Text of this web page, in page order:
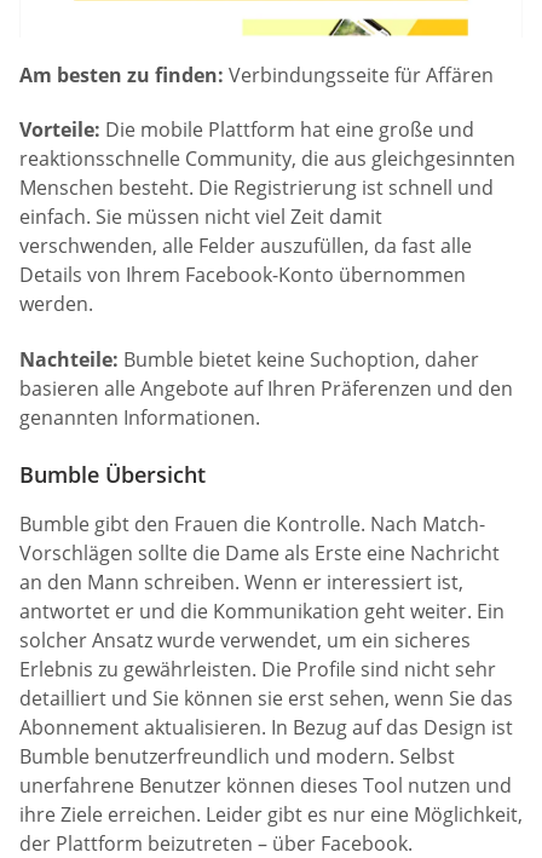
Am besten zu finden: Verbindungsseite für Affären
Vorteile: Die mobile Plattform hat eine große und
reaktionsschnelle Community, die aus gleichgesinnten
Menschen besteht. Die Registrierung ist schnell und
einfach. Sie müssen nicht viel Zeit damit
verschwenden, alle Felder auszufüllen, da fast alle
Details von Ihrem Facebook-Konto übernommen
werden.
Nachteile: Bumble bietet keine Suchoption, daher
basieren alle Angebote auf Ihren Präferenzen und den
genannten Informationen.
Bumble Übersicht
Bumble gibt den Frauen die Kontrolle. Nach Match-
Vorschlägen sollte die Dame als Erste eine Nachricht
an den Mann schreiben. Wenn er interessiert ist,
antwortet er und die Kommunikation geht weiter. Ein
solcher Ansatz wurde verwendet, um ein sicheres
Erlebnis zu gewährleisten. Die Profile sind nicht sehr
detailliert und Sie können sie erst sehen, wenn Sie das
Abonnement aktualisieren. In Bezug auf das Design ist
Bumble benutzerfreundlich und modern. Selbst
unerfahrene Benutzer können dieses Tool nutzen und
ihre Ziele erreichen. Leider gibt es nur eine Möglichkeit,
der Plattform beizutreten – über Facebook.